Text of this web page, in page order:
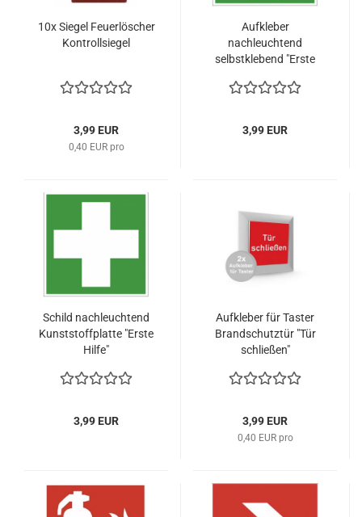
10x Siegel Feuerlöscher
Kontrollsiegel
3,99 EUR
0,40 EUR pro
Aufkleber
nachleuchtend
selbstklebend "Erste
3,99 EUR
Schild nachleuchtend
Kunststoffplatte "Erste
Hilfe"
3,99 EUR
Aufkleber für Taster
Brandschutztür "Tür
schließen"
3,99 EUR
0,40 EUR pro